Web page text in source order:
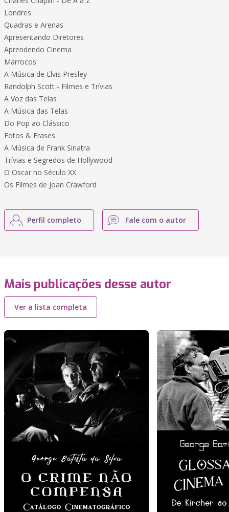
Londres
Quadras e Arenas
Apresentando Diretores
Aprendendo Cinema
Marrocos
A Música de Elvis Presley
Randolph Scott - Filmes e Trívias
A Voz das Telas
A Música das Telas
Do Pop ao Clássico
Fotos & Frases
A Música de Frank Sinatra
Trívias e Segredos de Hollywood
O Oscar no Século XX
Os Filmes de Joan Crawford
Perfil completo Fale com o autor
Mais publicações desse autor
Ver a lista completa